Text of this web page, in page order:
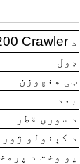
د Crawler
ډول
ټی هغه وزن
بعد
د سوری قطر
د کېنولو
یو وخت د